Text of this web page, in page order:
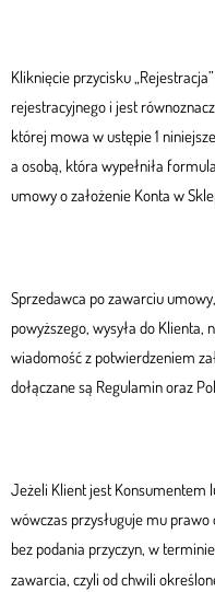
Kliknięcie przycisku
rejestracyjnego i jest
której mowa w ustępie 1
a osobą, która wypełniła
umowy o założenie Konta w
Sprzedawca po zawarciu
powyższego, wysyła do Klienta,
wiadomość z potwierdzeniem
dołączane są Regulamin oraz
Jeżeli Klient jest Konsumentem
wówczas przysługuje mu
bez podania przyczyn, w
zawarcia, czyli od chwili